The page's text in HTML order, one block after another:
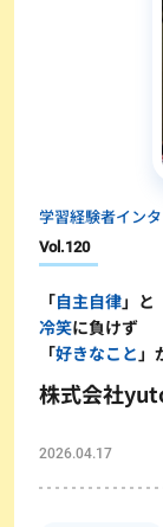
学習経験者イン
Vol.120
「自主自律」と
冷笑に負けず
「好きなこと 」
株式会社
2026.04.17